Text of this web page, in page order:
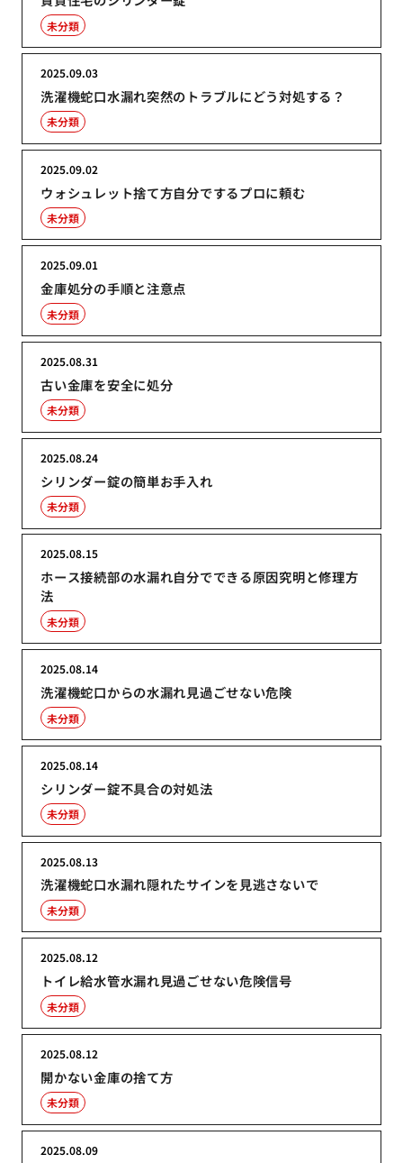
未分類
洗濯機蛇口水漏れ突然のトラブルにどう対処する？
2025.09.03
未分類
ウォシュレット捨て方自分でするプロに頼む
2025.09.02
未分類
金庫処分の手順と注意点
2025.09.01
未分類
古い金庫を安全に処分
2025.08.31
未分類
シリンダー錠の簡単お手入れ
2025.08.24
未分類
ホース接続部の水漏れ自分でできる原因究明と修理方
法
2025.08.15
未分類
洗濯機蛇口からの水漏れ見過ごせない危険
2025.08.14
未分類
シリンダー錠不具合の対処法
2025.08.14
未分類
洗濯機蛇口水漏れ隠れたサインを見逃さないで
2025.08.13
未分類
トイレ給水管水漏れ見過ごせない危険信号
2025.08.12
未分類
開かない金庫の捨て方
2025.08.12
未分類
2025.08.09